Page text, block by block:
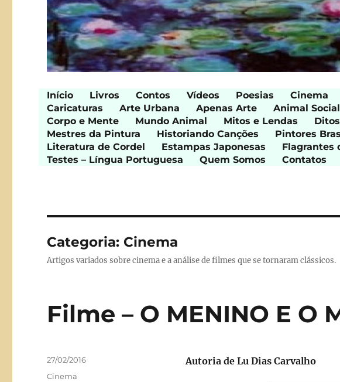
Início Livros Contos Vídeos Poesias Cinema
Caricaturas
Arte Urbana Apenas Arte Animal Social
Corpo e Mente
Mundo Animal Mitos e Lendas
Mestres da Pintura
Historiando Canções Pintores
Literatura de Cordel
Estampas Japonesas Flagrantes
Testes – Língua Portuguesa
Quem Somos Contatos
Categoria: Cinema
Artigos variados sobre cinema e a análise de filmes que se tornaram clássicos.
Filme – O MENINO E O
Autoria de Lu Dias Carvalho
Publicado
em
27/02/2016
Categorias
Cinema